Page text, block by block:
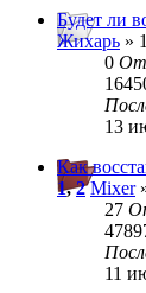
Будет ли
Жихарь »
0
13
Как
1,2 Mixer
27
11